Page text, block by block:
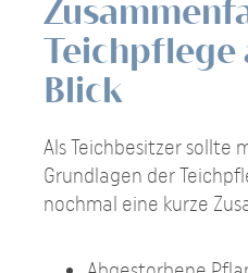
Teichpflege
Blick
Als Teichbesitzer sollte
Grundlagen der
nochmal eine kurze